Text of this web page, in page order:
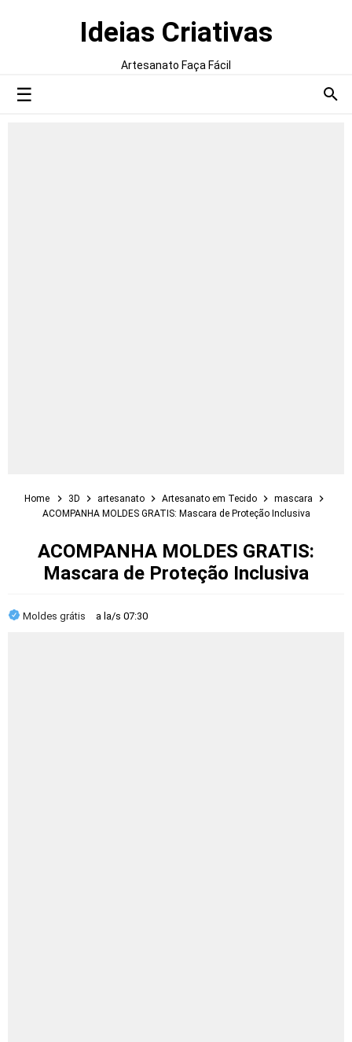
Ideias Criativas
Artesanato Faça Fácil
Home 3D artesanato Artesanato em Tecido
mascara
ACOMPANHA MOLDES GRATIS: Mascara de Proteção Inclusiva
ACOMPANHA MOLDES GRATIS:
Mascara de Proteção Inclusiva
Moldes grátis a la/s 07:30